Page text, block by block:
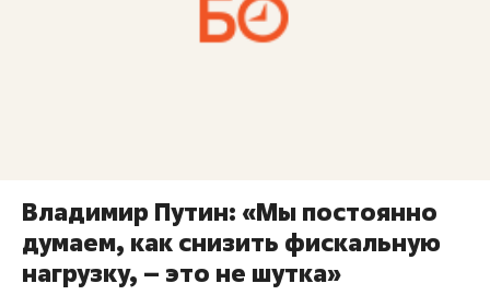
Владимир Путин: «Мы постоянно
думаем, как снизить фискальную
нагрузку, – это не шутка»